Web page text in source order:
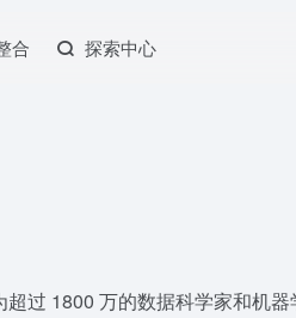
合 探索中心
过 1800 万的数据科学家和机